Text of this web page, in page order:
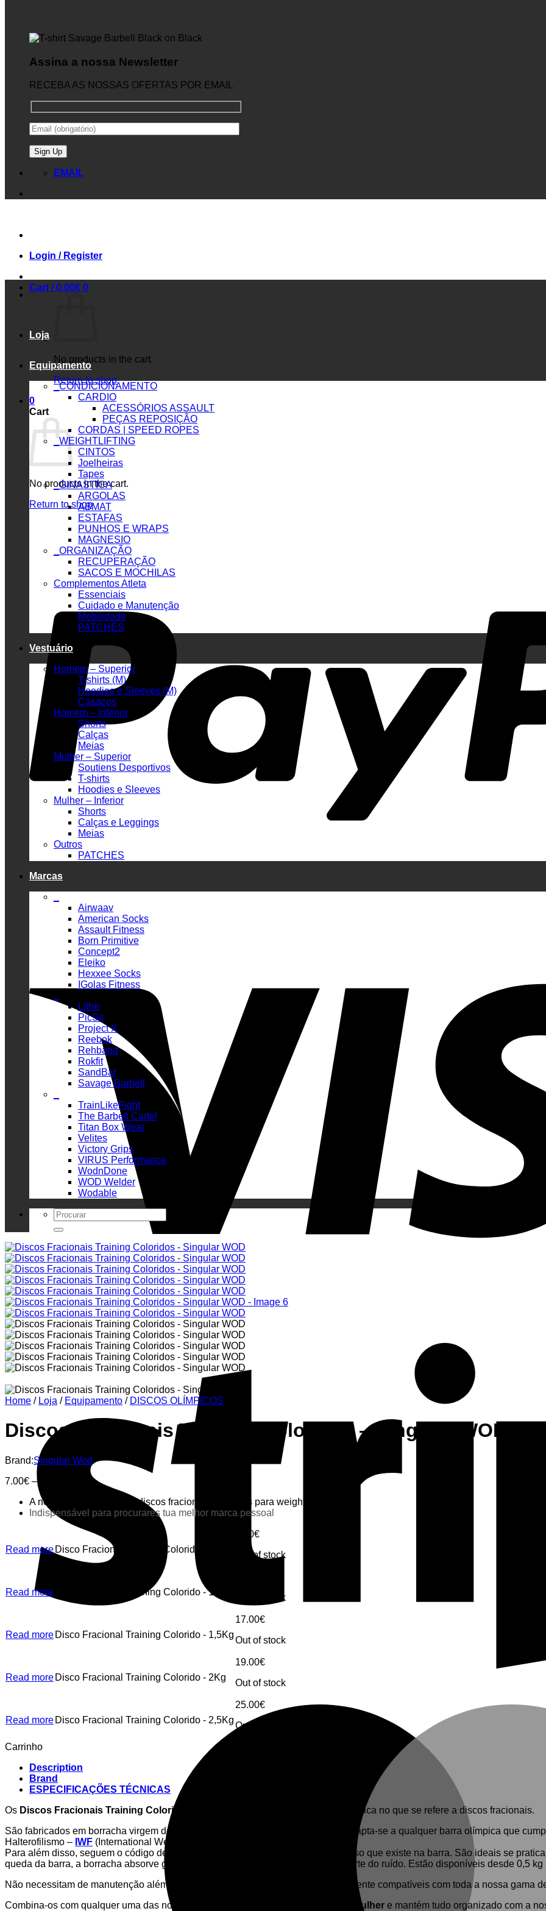
Assina a nossa Newsletter
RECEBA AS NOSSAS OFERTAS POR EMAIL
EMAIL
Login / Register
Cart /0.00€ 0
No products in the cart.
Return to shop
0
Cart
No products in the cart.
Return to shop
Loja
Equipamento
_CONDICIONAMENTO
CARDIO
ACESSÓRIOS ASSAULT
PEÇAS REPOSIÇÃO
CORDAS | SPEED ROPES
_WEIGHTLIFTING
CINTOS
Joelheiras
Tapes
_GINASTICA
ARGOLAS
ABMAT
ESTAFAS
PUNHOS E WRAPS
MAGNESIO
_ORGANIZAÇÃO
RECUPERAÇÃO
SACOS E MOCHILAS
Complementos Atleta
Essenciais
Cuidado e Manutenção
Mobilidade
PATCHES
Vestuário
Homem – Superior
T-shirts (M)
Hoodies e Sleeves (M)
Casacos
Homem – Inferior
Shorts
Calças
Meias
Mulher – Superior
Soutiens Desportivos
T-shirts
Hoodies e Sleeves
Mulher – Inferior
Shorts
Calças e Leggings
Meias
Outros
PATCHES
Marcas
Airwaav
American Socks
Assault Fitness
Born Primitive
Concept2
Eleiko
Hexxee Socks
IGolas Fitness
Lithe
PicSil
Project X
Reebok
Rehband
Rokfit
SandBar
Savage Barbell
TrainLikeFight
The Barbell Cartel
Titan Box Wear
Velites
Victory Grips
VIRUS Performance
WodnDone
WOD Welder
Wodable
Search
for:
Home / Loja / Equipamento / DISCOS OLÍMPICOS
Discos Fracionais Training Coloridos – Singular WOD
Brand:Singular Wod
7.00€ –
through
25.00€
A nossa gama básica de discos fracionais coloridos para weightlifting
Indispensável para procurares tua melhor marca pessoal
Read more Disco Fracional Training Colorido - 0,5Kg
7.00€
Out of stock
Read more Disco Fracional Training Colorido - 1Kg
Out of stock
Read more Disco Fracional Training Colorido - 1,5Kg
17.00€
Out of stock
Read more Disco Fracional Training Colorido - 2Kg
19.00€
Out of stock
Read more Disco Fracional Training Colorido - 2,5Kg
25.00€
Out of stock
Carrinho
Description
Brand
ESPECIFICAÇÕES TÉCNICAS
Os Discos Fracionais Training Coloridos – Singular WOD são a opção mais básica no que se refere a discos fracionais.
São fabricados em borracha virgem de alta qualidade e o seu diâmetro interno adapta-se a qualquer barra olímpica que
Halterofilismo – IWF (International Weightlifting Federation).
Para além disso, seguem o código de cor para que seja mais fácil identificar o peso que existe na barra. São ideais se
queda da barra, a borracha absorve grande parte do impacto, evitando grande parte do ruído. Estão disponíveis desde 0,5 kg
Não necessitam de manutenção além da limpeza regular do material e são totalmente compatíveis com toda a nossa gama
Combina-os com qualquer uma das nossas
mulher e mantém tudo organizado com a